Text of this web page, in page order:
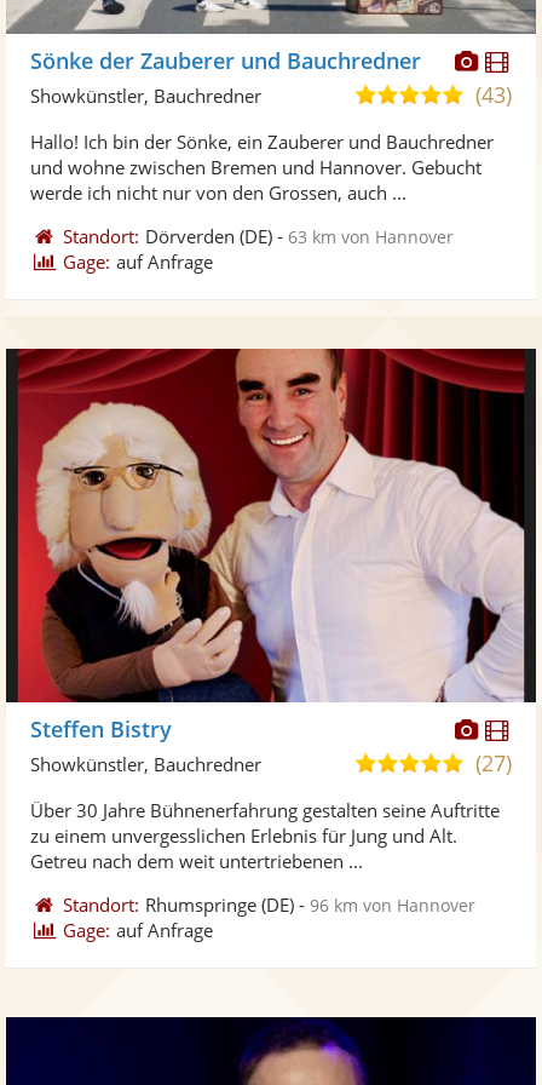
Fotos
Sönke der Zauberer und Bauchredner
4,9
5
(43)
Showkünstler, Bauchredner
Hallo! Ich bin der Sönke, ein Zauberer und Bauchredner
und wohne zwischen Bremen und Hannover. Gebucht
werde ich nicht nur von den Grossen, auch ...
Standort: Dörverden (DE) -63 km von Hannover
Gage: auf Anfrage
Fotos
Steffen Bistry
5,0
5
(27)
Showkünstler, Bauchredner
Über 30 Jahre Bühnenerfahrung gestalten seine Auftritte
zu einem unvergesslichen Erlebnis für Jung und Alt.
Getreu nach dem weit untertriebenen ...
Standort: Rhumspringe (DE) -96 km von Hannover
Gage: auf Anfrage